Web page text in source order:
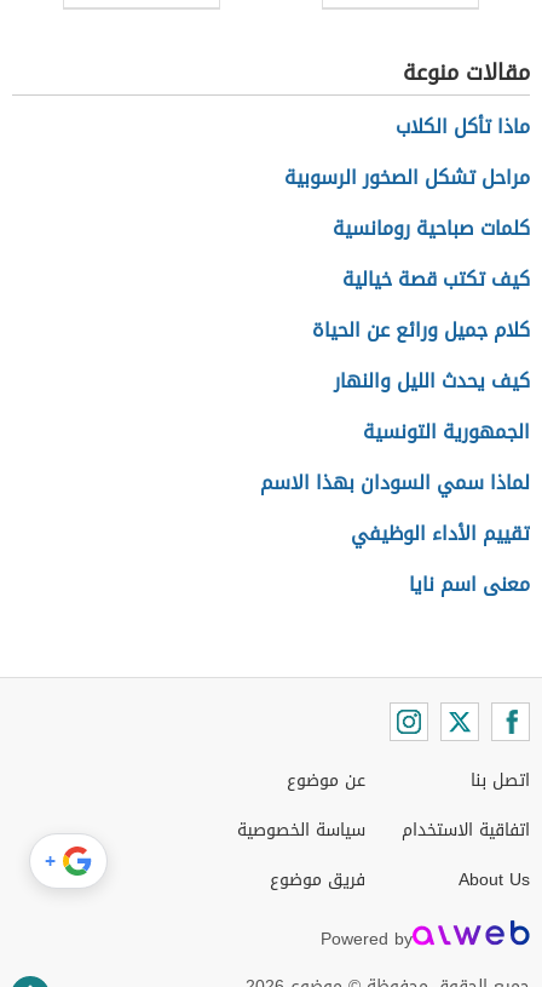
الأجهزة
فيديو
مقالات منوعة
ماذا تأكل الكلاب
مراحل تشكل الصخور الرسوبية
كلمات صباحية رومانسية
كيف تكتب قصة خيالية
كلام جميل ورائع عن الحياة
كيف يحدث الليل والنهار
الجمهورية التونسية
لماذا سمي السودان بهذا الاسم
تقييم الأداء الوظيفي
معنى اسم نايا
اتصل بنا
اتفاقية الاستخدام
About Us
عن موضوع
سياسة الخصوصية
فريق موضوع
Powered by
+